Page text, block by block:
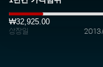
₩32,925.00
상장일